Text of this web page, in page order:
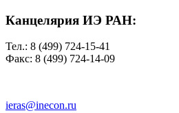
Канцелярия ИЭ РАН:
Тел.: 8 (499) 724-15-41
Факс: 8 (499) 724-14-09
ieras@inecon.ru